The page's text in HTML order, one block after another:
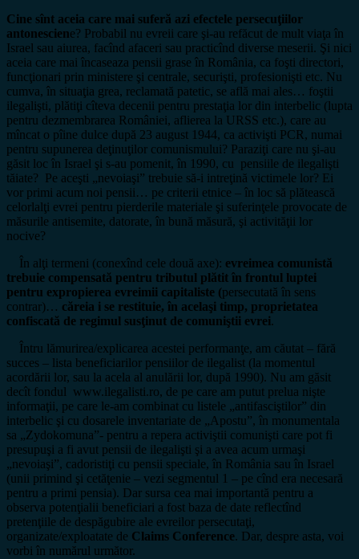
Cine sînt aceia care mai suferă azi efectele persecuţiilor
antonesciene? Probabil nu evreii care şi-au refăcut de mult viaţa în
Israel sau aiurea, facînd afaceri sau practicînd diverse meserii. Şi nici
aceia care mai încaseaza pensii grase în România, ca foşti directori,
funcţionari prin ministere şi centrale, securişti, profesionişti etc. Nu
cumva, în situaţia grea, reclamată patetic, se află mai ales… foştii
ilegalişti, plătiţi cîteva decenii pentru prestaţia lor din interbelic (lupta
pentru dezmembrarea României, aflierea la URSS etc.), care au
mîncat o pîine dulce după 23 august 1944, ca activişti PCR, numai
pentru supunerea deţinuţilor comunismului? Paraziţi care nu şi-au
găsit loc în Israel şi s-au pomenit, în 1990, cu pensiile de ilegalişti
tăiate? Pe aceşti „nevoiaşi” trebuie să-i intreţină victimele lor? Ei
vor primi acum noi pensii… pe criterii etnice – în loc să plătească
celorlalţi evrei pentru pierderile materiale şi suferinţele provocate de
măsurile antisemite, datorate, în bună măsură, şi activităţii lor
nocive?
În alţi termeni (conexînd cele două axe): evreimea comunistă
trebuie compensată pentru tributul plătit în frontul luptei
pentru expropierea evreimii capitaliste (persecutată în sens
contrar)… căreia i se restituie, în acelaşi timp, proprietatea
confiscată de regimul susţinut de comuniştii evrei.
Întru lămurirea/explicarea acestei performanţe, am căutat – fără
succes – lista beneficiarilor pensiilor de ilegalist (la momentul
acordării lor, sau la acela al anulării lor, după 1990). Nu am găsit
decît fondul www.ilegalisti.ro, de pe care am putut prelua nişte
informaţii, pe care le-am combinat cu listele „antifasciştilor” din
interbelic şi cu dosarele inventariate de „Apostu”, în monumentala
sa „Zydokomuna”- pentru a repera activiştii comunişti care pot fi
presupuşi a fi avut pensii de ilegalişti şi a avea acum urmaşi
„nevoiaşi”, cadoristiţi cu pensii speciale, în România sau în Israel
(unii primind şi cetăţenie – vezi segmentul 1 – pe cînd era necesară
pentru a primi pensia). Dar sursa cea mai importantă pentru a
observa potenţialii beneficiari a fost baza de date reflectînd
pretenţiile de despăgubire ale evreilor persecutaţi,
organizate/exploatate de Claims Conference. Dar, despre asta, voi
vorbi în numărul următor.